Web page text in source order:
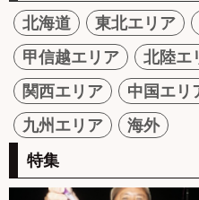
北海道 東北エリア
甲信越エリア
北陸エ
関西エリア
中国エリ
九州エリア
海外
特集